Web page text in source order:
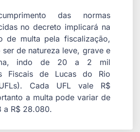
das normas
no decreto implicará na
de multa pela fiscalização,
ser de natureza leve, grave e
indo de 20 a 2 mil
Fiscais de Lucas do Rio
Cada UFL vale R$
a multa pode variar de
a R$ 28.080.